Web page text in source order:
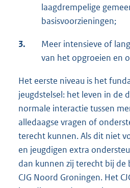
laagdrempelige
basisvoorzieningen;
3.
Meer intensieve of
van het opgroeien en
Het eerste niveau is het
jeugdstelsel: het leven in de
normale interactie tussen
alledaagse vragen of
terecht kunnen. Als dit niet
en jeugdigen extra
dan kunnen zij terecht bij de
CJG Noord Groningen. Het